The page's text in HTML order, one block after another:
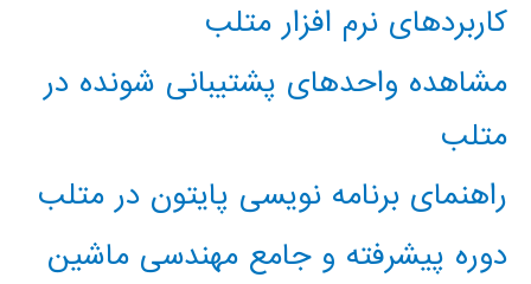
کاربردهای نرم افزار متلب
مشاهده واحدهای پشتیبانی شونده در
متلب
راهنمای برنامه نویسی پایتون در متلب
دوره پیشرفته و جامع مهندسی ماشین